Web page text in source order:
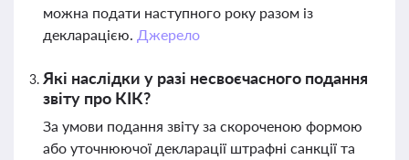
можна подати наступного року разом із
декларацією. Джерело
Які наслідки у разі несвоєчасного подання
звіту про КІК?
За умови подання звіту за скороченою формою
або уточнюючої декларації штрафні санкції та